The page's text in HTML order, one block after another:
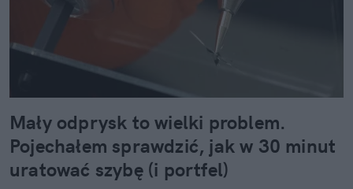
Mały odprysk to wielki problem.
Pojechałem sprawdzić, jak w 30 minut
uratować szybę (i portfel)